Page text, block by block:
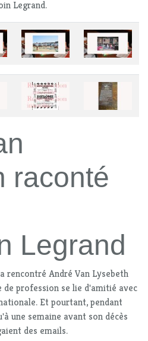
Legrand.
raconté
Legrand
rencontré André Van Lysebeth
profession se lie d'amitié avec
Et pourtant, pendant
une semaine avant son décès
des emails.